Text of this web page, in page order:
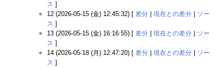
ス ]
12 (2026-05-15 (金) 12:45:32) [ 差分 現在との差分
ソー
ス ]
13 (2026-05-15 (金) 16:16:55) [ 差分 現在との差分
ソー
ス ]
14 (2026-05-18 (月) 12:47:20) [ 差分 現在との差分
ソー
ス ]